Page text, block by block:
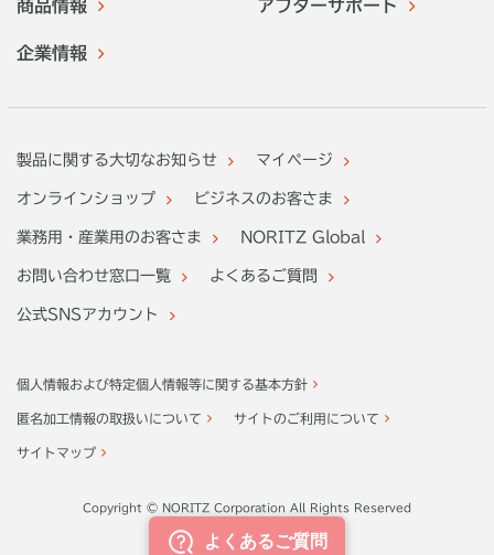
商品情報 アフターサポート
企業情報
製品に関する大切なお知らせ マイページ
オンラインショップ ビジネスのお客さま
業務用・産業用のお客さま NORITZ Global
お問い合わせ窓口一覧 よくあるご質問
公式SNSアカウント
個人情報および特定個人情報等に関する基本方針
匿名加工情報の取扱いについて サイトのご利用について
サイトマップ
Copyright © NORITZ Corporation All Rights Reserved